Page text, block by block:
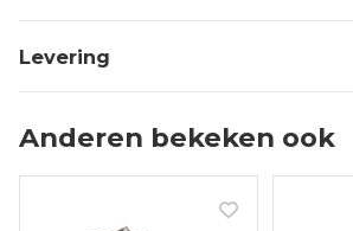
Levering
Anderen bekeken ook